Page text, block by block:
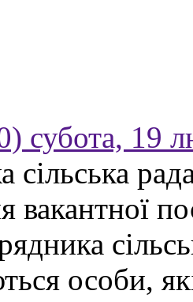
субота, 19
сільська
вакантної
особи,